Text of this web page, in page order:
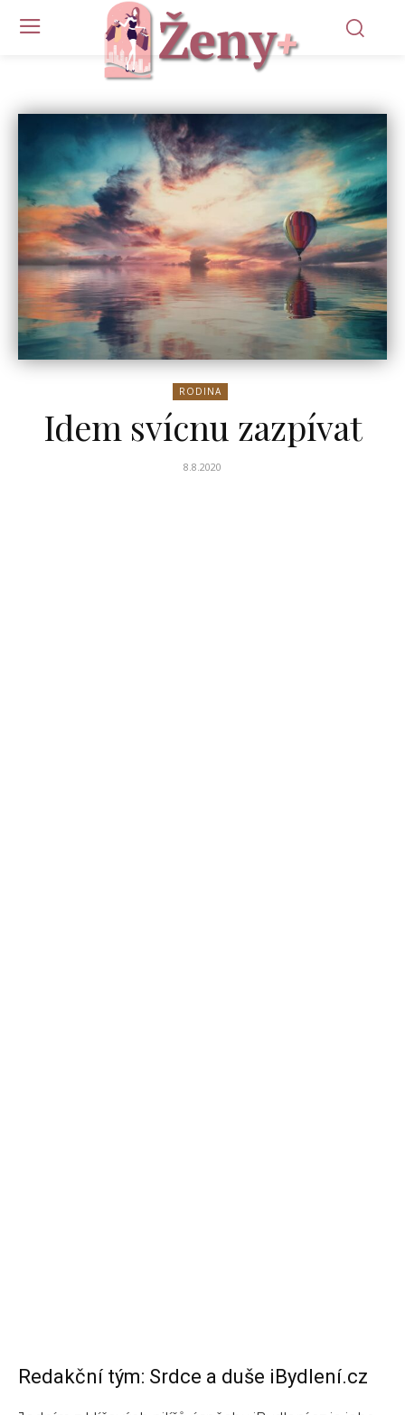
RODINA
Idem svícnu zazpívat
8.8.2020
Redakční tým: Srdce a duše iBydlení.cz